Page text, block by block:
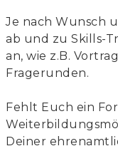
Je nach Wunsch
ab und zu Skills-
an, wie z.B.
Fragerunden.
Fehlt Euch ein
Deiner